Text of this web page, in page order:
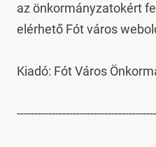
az önkormányzatokért
elérhető Fót város
Kiadó: Fót Város